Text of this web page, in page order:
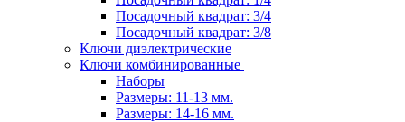
Посадочный квадрат: 3/4
Посадочный квадрат: 3/8
Ключи диэлектрические
Ключи комбинированные
Наборы
Размеры: 11-13 мм.
Размеры: 14-16 мм.